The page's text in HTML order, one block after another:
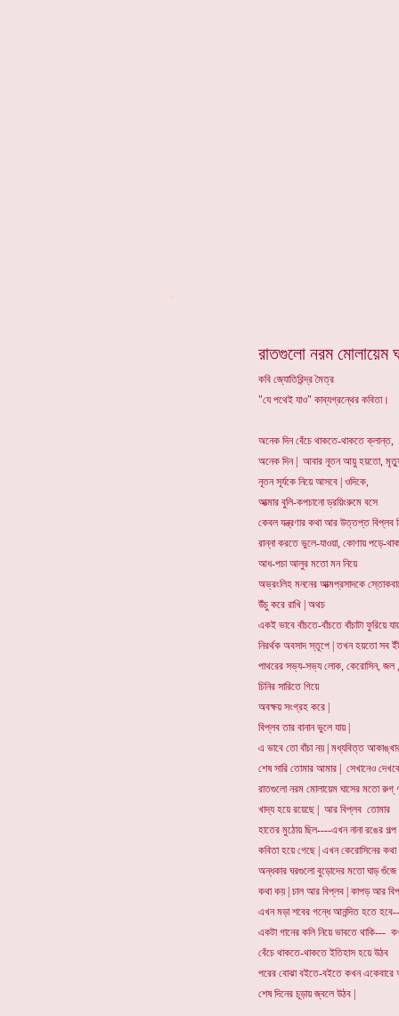
রাতগুলো নরম মোলায়েম
কবি জ্যোতিরিন্দ্র মৈত্র
"যে পথেই যাও" কাব্যগ্রন্থের কবিতা।
অনেক দিন বেঁচে থাকতে-থাকতে ক্লান্ত,
অনেক দিন | আবার নূতন আয়ু হয়তো,
নূতন সূর্যকে নিয়ে আসবে | ওদিকে,
আত্মার বুলি-কপচানো ড্রয়িংরুমে বসে
কেবল যন্ত্রণার কথা আর উত্তপ্ত বিপ্লব
রান্না করতে ভুলে-যাওয়া, কোণায় পড়ে-
আধ-পচা আলুর মতো মন নিয়ে
অভ্রংলিহ মননের আত্মপ্রসাদকে
উঁচু করে রাখি | অথচ
একই ভাবে বাঁচতে-বাঁচতে বাঁচাটা ফুরিয়ে
নিরর্থক অবসাদ স্তূপে | তখন হয়তো সব
পাথরের সভ্য-সভ্য লোক, কেরোসিন, জল
চিনির সারিতে গিয়ে
অবক্ষয় সংগ্রহ করে |
বিপ্লব তার বানান ভুলে যায় |
এ ভাবে তো বাঁচা নয় | মধ্যবিত্ত
শেষ সারি তোমার আমার | সেখানেও দেখবে
রাতগুলো নরম মোলায়েম ঘাসের মতো রুগ্
খাদ্য হয়ে রয়েছে | আর বিপ্লব তোমার
হাতের মুঠোয় ছিল----এখন নানা রঙের
কবিতা হয়ে গেছে | এখন কেরোসিনের
অন্ধকার ঘরগুলো বুড়োদের মতো ঘাড় গুঁজে
কথা কয় | চাল আর বিপ্লব | কাপড় আর
এখন মড়া শবের গন্ধে আনন্দিত হতে
একটা গানের কলি নিয়ে ভাবতে থাকি---
বেঁচে থাকতে-থাকতে ইতিহাস হয়ে উঠব
পরের বোঝা বইতে-বইতে কখন
শেষ দিনের চূড়ায় জ্বলে উঠব |